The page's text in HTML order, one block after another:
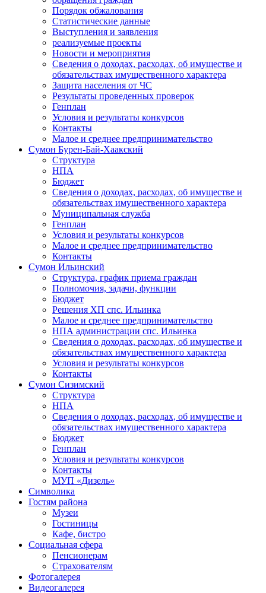
Порядок обжалования
Статистические данные
Выступления и заявления
реализуемые проекты
Новости и мероприятия
Сведения о доходах, расходах, об имуществе и
обязательствах имущественного характера
Защита населения от ЧС
Результаты проведенных проверок
Генплан
Условия и результаты конкурсов
Контакты
Малое и среднее предпринимательство
Сумон Бурен-Бай-Хаакский
Структура
НПА
Бюджет
Сведения о доходах, расходах, об имуществе и
обязательствах имущественного характера
Муниципальная служба
Генплан
Условия и результаты конкурсов
Малое и среднее предпринимательство
Контакты
Сумон Ильинский
Структура, график приема граждан
Полномочия, задачи, функции
Бюджет
Решения ХП спс. Ильинка
Малое и среднее предпринимательство
НПА администрации спс. Ильинка
Сведения о доходах, расходах, об имуществе и
обязательствах имущественного характера
Условия и результаты конкурсов
Контакты
Сумон Сизимский
Структура
НПА
Сведения о доходах, расходах, об имуществе и
обязательствах имущественного характера
Бюджет
Генплан
Условия и результаты конкурсов
Контакты
МУП «Дизель»
Символика
Гостям района
Музеи
Гостиницы
Кафе, бистро
Социальная сфера
Пенсионерам
Страхователям
Фотогалерея
Видеогалерея